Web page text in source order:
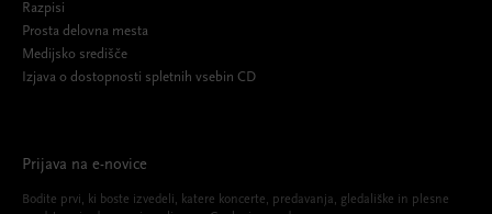
Razpisi
Prosta delovna mesta
Medijsko središče
Izjava o dostopnosti spletnih vsebin CD
Prijava na e-novice
Bodite prvi, ki boste izvedeli, katere koncerte, predavanja, gledališke in plesne